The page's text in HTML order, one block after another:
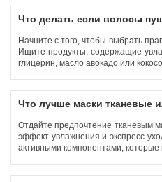
Что делать если волосы
Начните с того, чтобы выбрать
Ищите продукты, содержащие
глицерин, масло авокадо или
Что лучше маски тканевые
Отдайте предпочтение тканевым
эффект увлажнения и экспресс-
активными компонентами, которые